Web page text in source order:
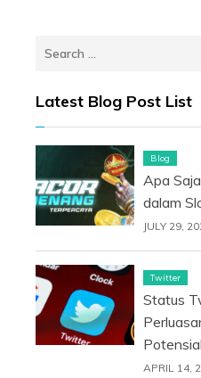
Search
Latest Blog Post List
Blog
Apa
dalam
JULY 29,
Twitter
Status
APRIL 14,